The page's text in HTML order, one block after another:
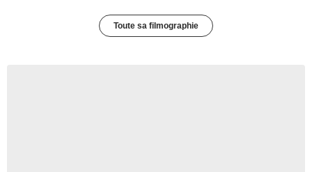
Toute sa filmographie